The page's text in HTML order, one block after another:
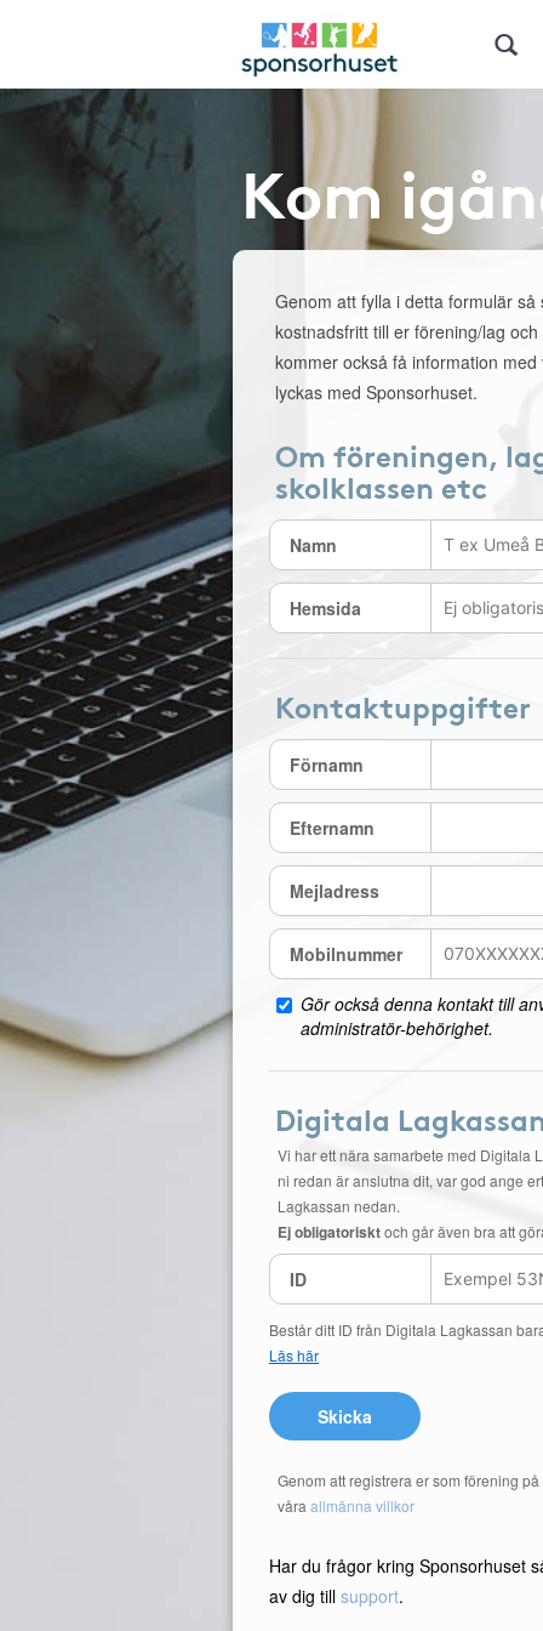
Kom
Genom att fylla i detta formulär så
kostnadsfritt till er förening/lag
kommer också få information
lyckas med Sponsorhuset.
Om föreningen,
skolklassen etc
Namn
Hemsida
Kontaktuppgifter
Förnamn
Efternamn
Mejladress
Mobilnummer
Gör också denna kontakt till
administratör-behörighet.
Digitala
Vi har ett nära samarbete med Digitala
ni redan är anslutna dit, var god ange
Lagkassan nedan.
Ej obligatorisktoch går även bra att
ID
Består ditt ID från Digitala Lagkassan
Läs här
Skicka
Genom att registrera er som förening
våra allmänna villkor
Har du frågor kring Sponsorhuset
av dig till support.